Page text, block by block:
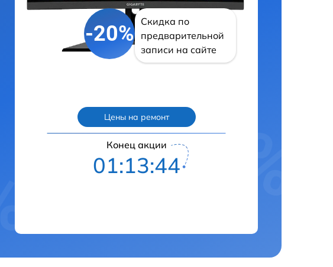
-20%
Скидка по
предварительной
записи на сайте
Цены на ремонт
Конец акции
01:13:43